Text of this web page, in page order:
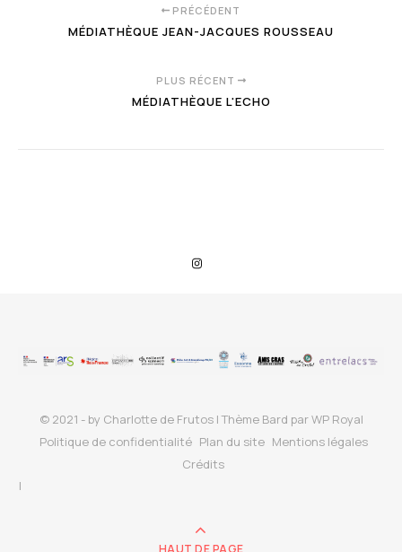
PRÉCÉDENT
MÉDIATHÈQUE JEAN-JACQUES ROUSSEAU
PLUS RÉCENT
MÉDIATHÈQUE L'ECHO
© 2021 - by Charlotte de Frutos |Thème Bard parWP Royal
Politique de confidentialité Plan du site Mentions légales
Crédits